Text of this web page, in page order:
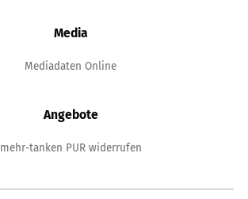
Media
Mediadaten Online
Angebote
mehr-tanken PUR widerrufen